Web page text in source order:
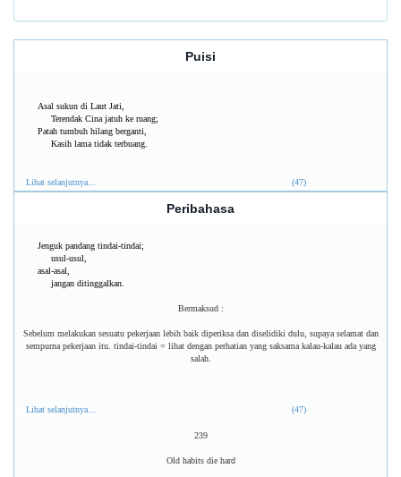
Puisi
Asal sukun di Laut Jati,
Terendak Cina jatuh ke ruang;
Patah tumbuh hilang berganti,
Kasih lama tidak terbuang.
Lihat selanjutnya... (47)
Peribahasa
Jenguk pandang tindai-tindai;
usul-usul,
asal-asal,
jangan ditinggalkan.
Bermaksud :
Sebelum melakukan sesuatu pekerjaan lebih baik diperiksa dan diselidiki dulu, supaya selamat dan
sempurna pekerjaan itu. tindai-tindai = lihat dengan perhatian yang saksama kalau-kalau ada yang
salah.
Lihat selanjutnya... (47)
239
Old habits die hard